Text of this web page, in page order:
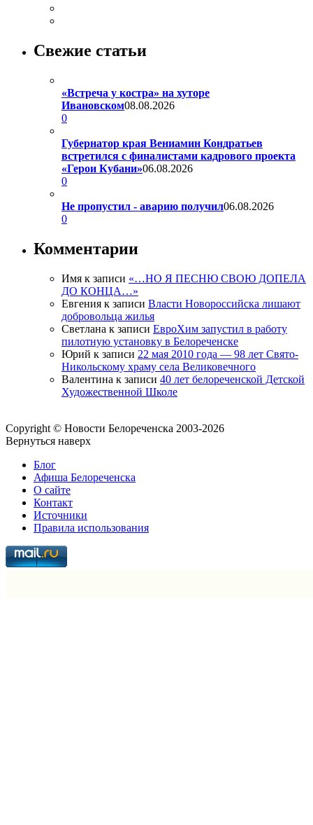
Свежие статьи
«Встреча у костра» на хуторе
Ивановском08.08.2026
0
Губернатор края Вениамин Кондратьев
встретился с финалистами кадрового проекта
«Герои Кубани»06.08.2026
0
Не пропустил - аварию получил06.08.2026
0
Комментарии
Имя к записи «…НО Я ПЕСНЮ СВОЮ ДОПЕЛА
ДО КОНЦА…»
Евгения к записи Власти Новороссийска лишают
добровольца жилья
Светлана к записи ЕвроХим запустил в работу
пилотную установку в Белореченске
Юрий к записи 22 мая 2010 года — 98 лет Свято-
Никольскому храму села Великовечного
Валентина к записи 40 лет белореченской Детской
Художественной Школе
Copyright © Новости Белореченска 2003-2026
Вернуться наверх
Блог
Афиша Белореченска
О сайте
Контакт
Источники
Правила использования